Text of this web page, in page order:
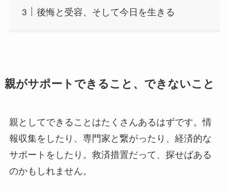
後悔と受容、そして今日を生きる
親がサポートできること、できないこと
親としてできることはたくさんあるはずです。情
報収集をしたり、専門家と繋がったり、経済的な
サポートをしたり。救済措置だって、探せばある
のかもしれません。